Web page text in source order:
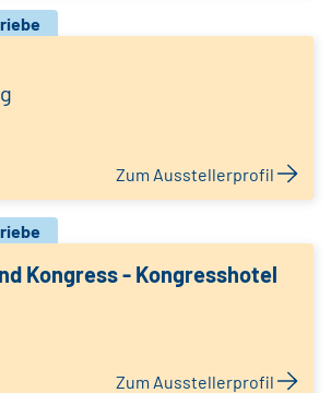
Zum Ausstellerprofil
Kongress - Kongresshotel
Zum Ausstellerprofil